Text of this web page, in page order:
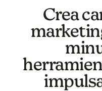
Crea